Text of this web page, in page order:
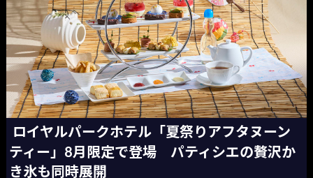
ロイヤルパークホテル「夏祭りアフタヌーン
ティー」8月限定で登場 パティシエの贅沢か
き氷も同時展開